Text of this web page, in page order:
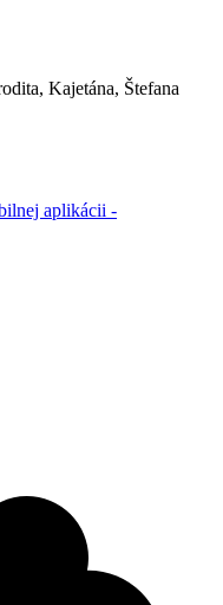
Kajetána, Štefana
aplikácii -